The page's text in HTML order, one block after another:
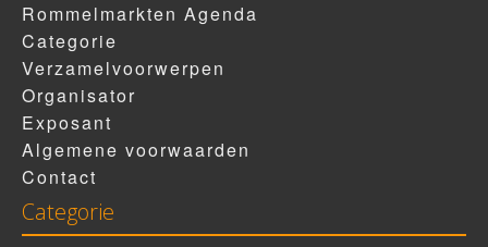
Rommelmarkten Agenda
Categorie
Verzamelvoorwerpen
Organisator
Exposant
Algemene voorwaarden
Contact
Categorie